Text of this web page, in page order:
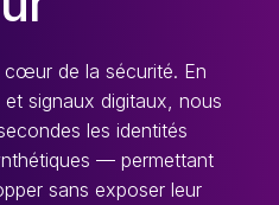
cœur de la sécurité. En
signaux digitaux, nous
les identités
— permettant
sans exposer leur